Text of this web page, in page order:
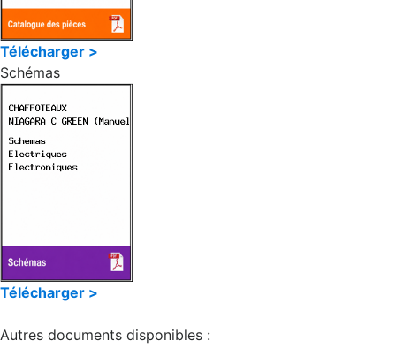
Télécharger >
Schémas
Télécharger >
Autres documents disponibles :